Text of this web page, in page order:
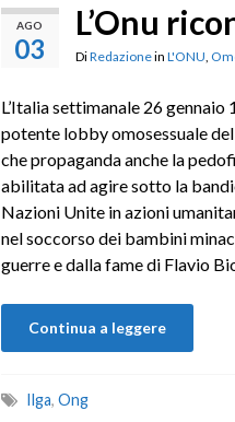
AGO
03
L’Onu
DiRedazionein L'ONU
L’Italia settimanale 26 gennaio
potente lobby omosessuale del
che propaganda anche la
abilitata ad agire sotto la
Nazioni Unite in azioni
nel soccorso dei bambini
guerre e dalla fame di Flavio
Continua a leggere
Ilga, Ong